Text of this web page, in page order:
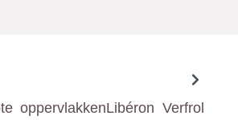
oppervlakkenLibéron Verfrol